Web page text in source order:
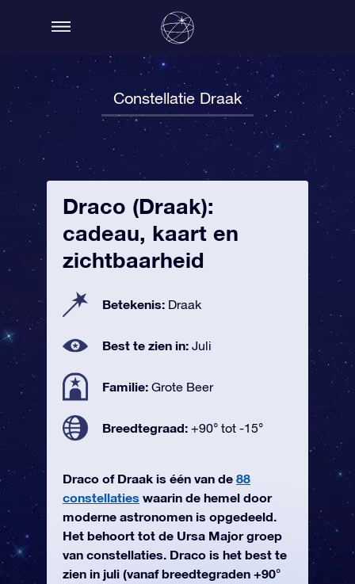
Constellatie Draak
Draco (Draak):
cadeau, kaart en
zichtbaarheid
Betekenis: Draak
Best te zien in: Juli
Familie: Grote Beer
Breedtegraad: +90° tot -15°
Draco of Draak is één van de 88
constellaties waarin de hemel door
moderne astronomen is opgedeeld.
Het behoort tot de Ursa Major groep
van constellaties. Draco is het best te
zien in juli (vanaf breedtegraden +90°